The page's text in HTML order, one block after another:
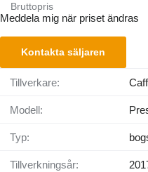
Bruttopris
Meddela mig när priset ändras
Kontakta säljaren
Tillverkare:
Modell:
Typ:
Tillverkningsår: